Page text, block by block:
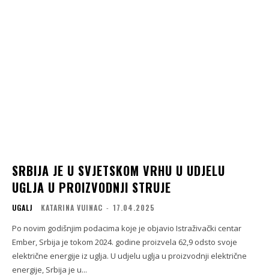
SRBIJA JE U SVJETSKOM VRHU U UDJELU
UGLJA U PROIZVODNJI STRUJE
UGALJ KATARINA VUINAC - 17.04.2025
Po novim godišnjim podacima koje je objavio Istraživački centar
Ember, Srbija je tokom 2024. godine proizvela 62,9 odsto svoje
električne energije iz uglja. U udjelu uglja u proizvodnji električne
energije, Srbija je u...